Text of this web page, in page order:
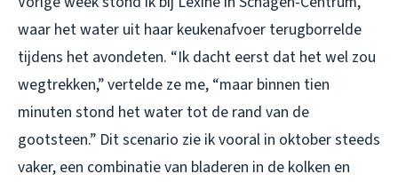
waar het water uit haar keukenafvoer terugborrelde
tijdens het avondeten. “Ik dacht eerst dat het wel zou
wegtrekken,” vertelde ze me, “maar binnen tien
minuten stond het water tot de rand van de
gootsteen.” Dit scenario zie ik vooral in oktober steeds
vaker, een combinatie van bladeren in de kolken en